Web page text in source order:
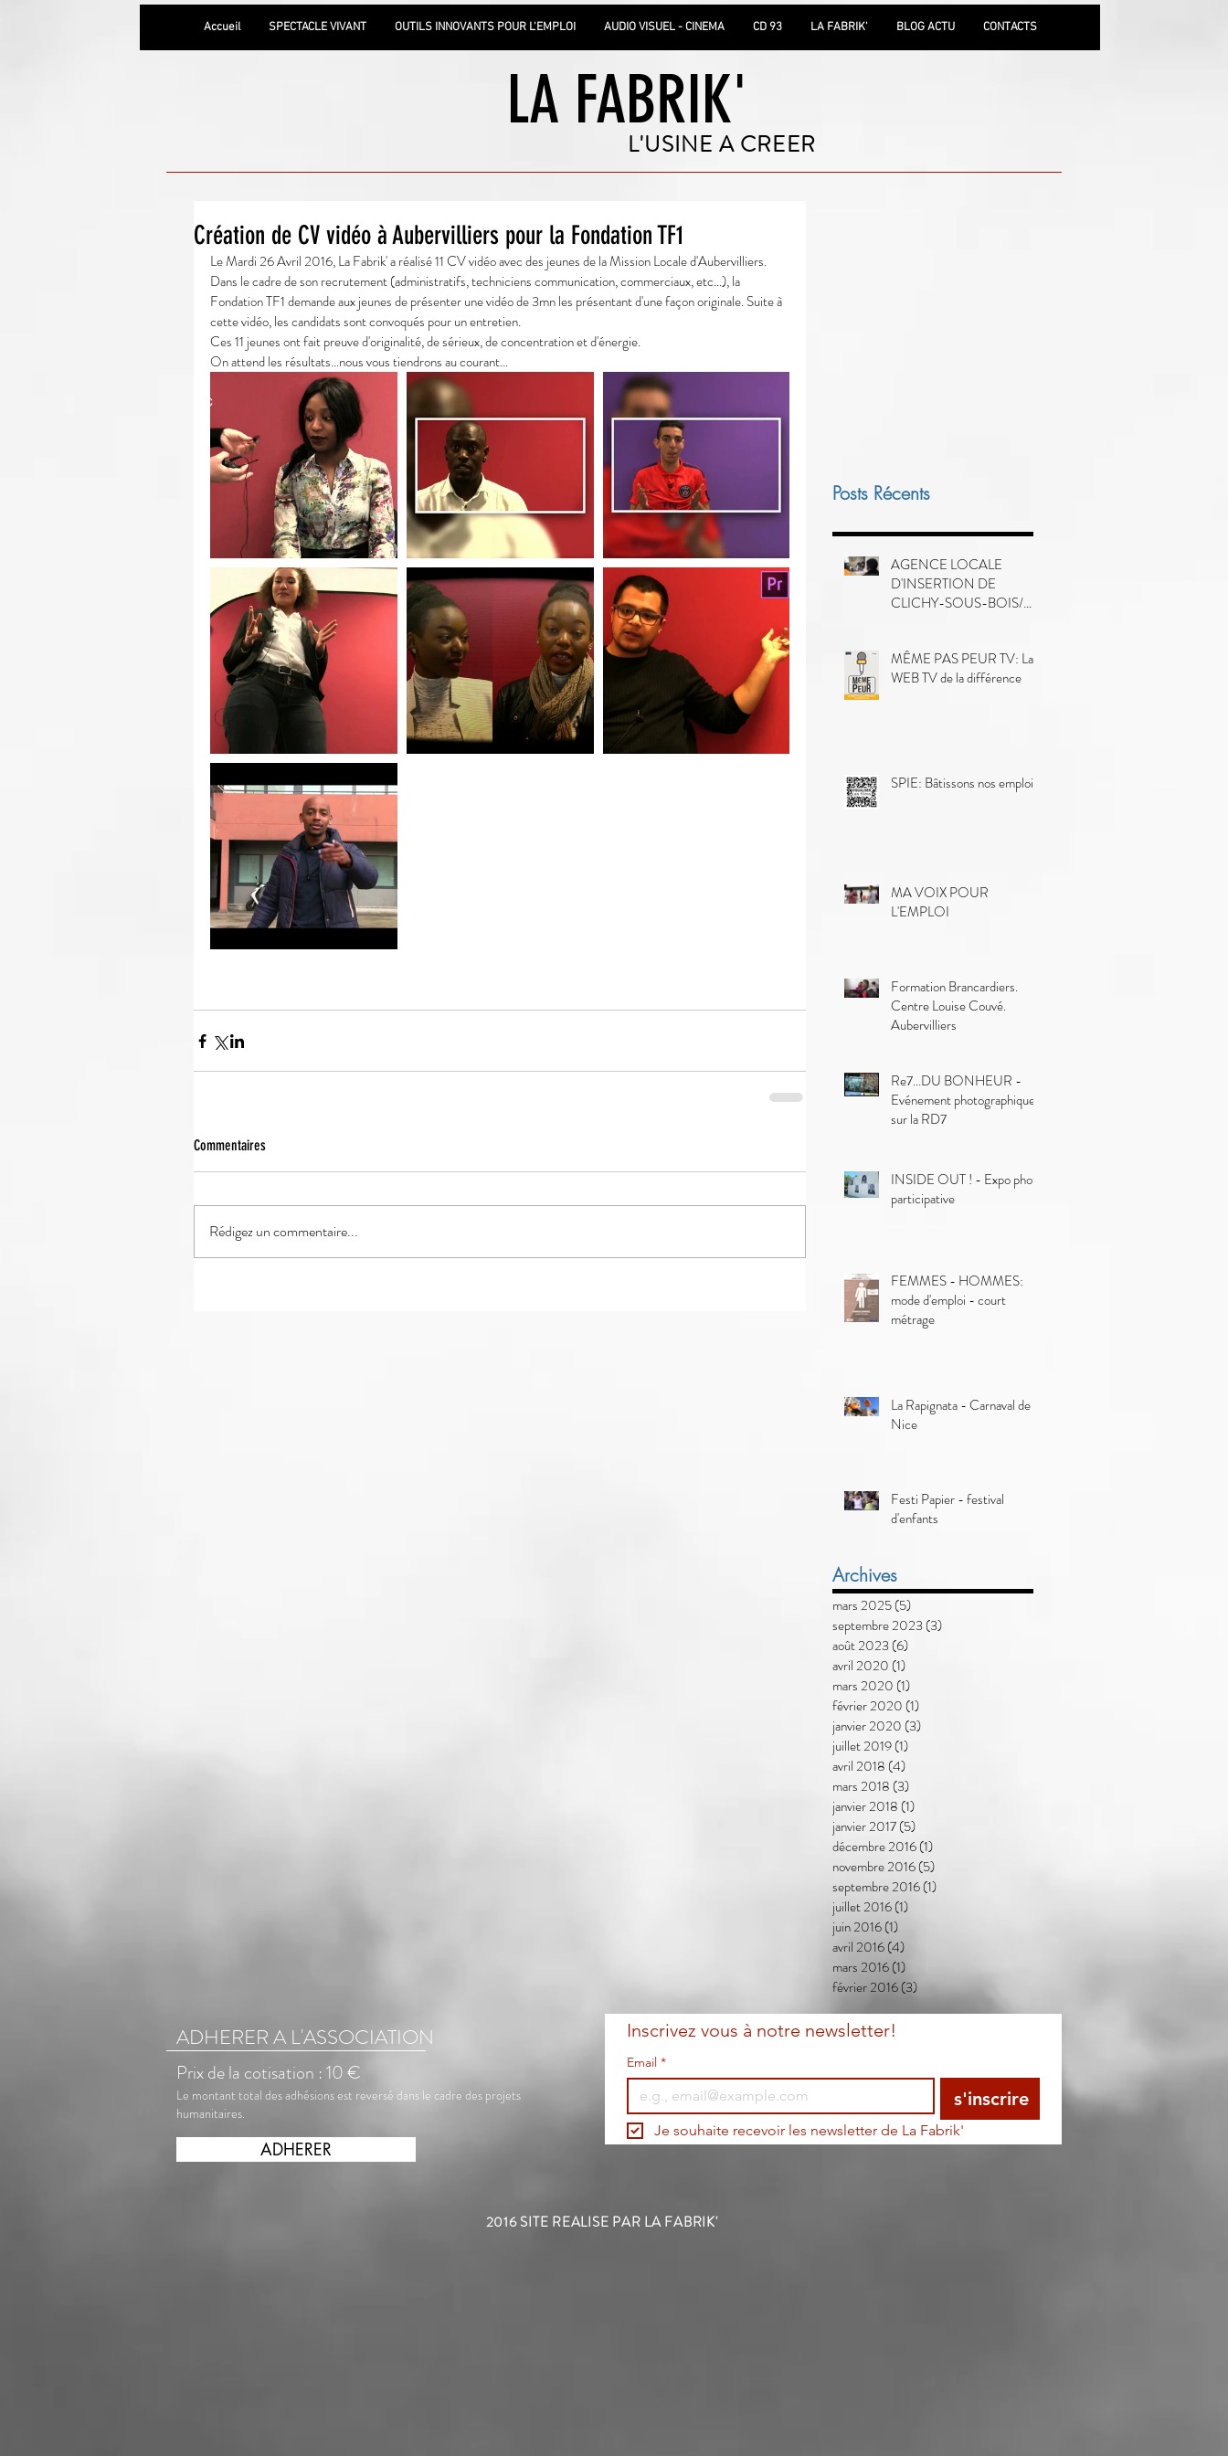
Accueil SPECTACLE VIVANT OUTILS INNOVANTS POUR L'EMPLOI AUDIO VISUEL - CINEMA CD 93 LA FABRIK' BLOG ACTU CONTACTS
LA FABRIK'
L'USINE A CREER
Création de CV vidéo à Aubervilliers pour la Fondation TF1
Le Mardi 26 Avril 2016, La Fabrik' a réalisé 11 CV vidéo avec des jeunes de la Mission Locale d'Aubervilliers.
Dans le cadre de son recrutement (administratifs, techniciens communication, commerciaux, etc...), la
Fondation TF1 demande aux jeunes de présenter une vidéo de 3mn les présentant d'une façon originale. Suite à
cette vidéo, les candidats sont convoqués pour un entretien.
Ces 11 jeunes ont fait preuve d'originalité, de sérieux, de concentration et d'énergie.
On attend les résultats...nous vous tiendrons au courant...
Commentaires
Rédigez un commentaire...
Posts Récents
AGENCE LOCALE
D'INSERTION DE
CLICHY-SOUS-BOIS/
MÊME PAS PEUR TV: La
WEB TV de la différence
SPIE: Bâtissons nos emplois
MA VOIX POUR
L'EMPLOI
Formation Brancardiers.
Centre Louise Couvé.
Aubervilliers
Re7...DU BONHEUR -
Evénement photographique
sur la RD7
INSIDE OUT ! - Expo photo
participative
FEMMES - HOMMES:
mode d'emploi - court
métrage
La Rapignata - Carnaval de
Nice
Festi Papier - festival
d'enfants
Archives
mars 2025(5)
septembre 2023(3)
août 2023(6)
avril 2020 (1)
mars 2020 (1)
février 2020 (1)
janvier 2020 (3)
juillet 2019(1)
avril 2018 (4)
mars 2018 (3)
janvier 2018 (1)
janvier 2017(5)
décembre 2016(1)
novembre 2016(5)
septembre 2016(1)
juillet 2016(1)
juin 2016(1)
avril 2016(4)
mars 2016(1)
février 2016(3)
ADHERER A L'ASSOCIATION
Prix de la cotisation : 10 €
Le montant total des adhésions est reversé dans le cadre des projets
humanitaires.
ADHERER
Inscrivez vous à notre newsletter!
Email *
s'inscrire
Je souhaite recevoir les newsletter de La Fabrik'
2016 SITE REALISE PAR LA FABRIK'